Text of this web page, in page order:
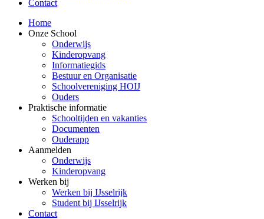
Contact
Home
Onze School
Onderwijs
Kinderopvang
Informatiegids
Bestuur en Organisatie
Schoolvereniging HOIJ
Ouders
Praktische informatie
Schooltijden en vakanties
Documenten
Ouderapp
Aanmelden
Onderwijs
Kinderopvang
Werken bij
Werken bij IJsselrijk
Student bij IJsselrijk
Contact